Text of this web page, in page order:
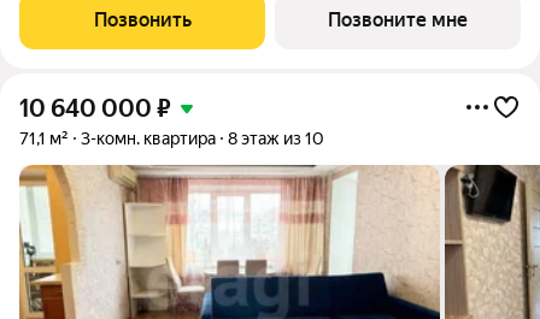
кв.м, гостиную 18,3 кв.м, спальню 13,6 кв.м, мастер-спальню
13,7 кв.м,
Позвонить Позвоните мне
10 640 000 ₽
71,1 м² 3-комн. квартира 8 этаж из 10